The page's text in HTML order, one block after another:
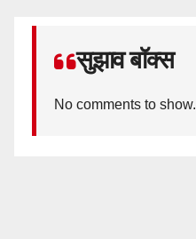
सुझाव बॉक्स
No comments to show.